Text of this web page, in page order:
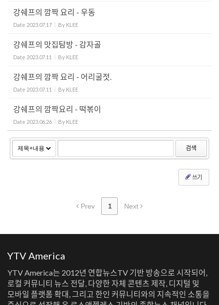
강쉐프의 깜짝 요리 - 우동
Date 2023.07.17 By KLEE
강쉐프의 맛집탐방 - 감자골
Date 2023.07.11 By KLEE
강쉐프의 깜짝 요리 - 어리굴젓.
Date 2023.07.11 By KLEE
강쉐프의 깜짝요리 - 떡볶이
Date 2023.06.26 By KLEE
검색
쓰기
Prev 1 Next
YTV America
YTV America는 2012년 연합뉴스TV 기반 방송으로 시작되어,
로컬 커뮤니티 뉴스 전달, 다양한 자체 콘텐츠 제작, 디지털 및
모바일 플랫폼 확대, 그리고 한인 커뮤니티와의 지속적인 소통을